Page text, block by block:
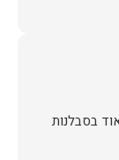
בסבלנות